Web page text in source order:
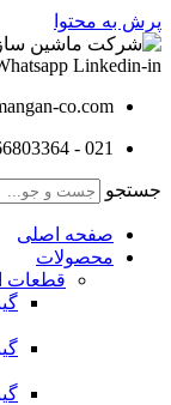
پرش به محتوا
Linkedin-in
co.com
021 - 66803364(16 خط)
جستجو
صفحه اصلی
محصولات
قطعات